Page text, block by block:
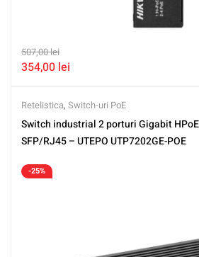
507,00lei
354,00 lei
Retelistica, Switch-uri PoE
Switch industrial 2 porturi Gigabit
SFP/RJ45 – UTEPO UTP7202GE-POE
-25%